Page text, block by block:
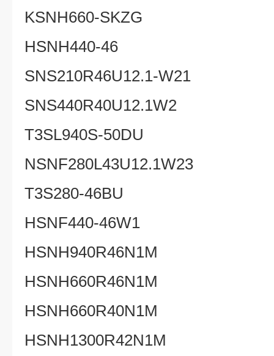
KSNH660-SKZG
HSNH440-46
SNS210R46U12.1-W21
SNS440R40U12.1W2
T3SL940S-50DU
NSNF280L43U12.1W23
T3S280-46BU
HSNF440-46W1
HSNH940R46N1M
HSNH660R46N1M
HSNH660R40N1M
HSNH1300R42N1M